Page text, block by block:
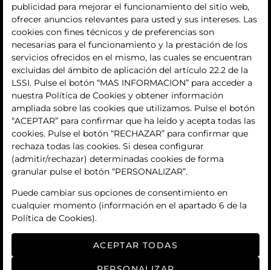
La empresa
quiénes somos
contacto
Términos y condiciones
condiciones generales de contratación
política de privacidad
aviso legal
política de cookies
ajuste de cookies
publicidad para mejorar el funcionamiento del sitio web,
ofrecer anuncios relevantes para usted y sus intereses. Las
cookies con fines técnicos y de preferencias son
necesarias para el funcionamiento y la prestación de los
servicios ofrecidos en el mismo, las cuales se encuentran
excluidas del ámbito de aplicación del artículo 22.2 de la
LSSI. Pulse el botón “MAS INFORMACION” para acceder a
nuestra Política de Cookies y obtener información
ampliada sobre las cookies que utilizamos. Pulse el botón
“ACEPTAR” para confirmar que ha leído y acepta todas las
cookies. Pulse el botón “RECHAZAR” para confirmar que
rechaza todas las cookies. Si desea configurar
(admitir/rechazar) determinadas cookies de forma
granular pulse el botón “PERSONALIZAR”.
Puede cambiar sus opciones de consentimiento en
cualquier momento (información en el apartado 6 de la
Política de Cookies).
ACEPTAR TODAS